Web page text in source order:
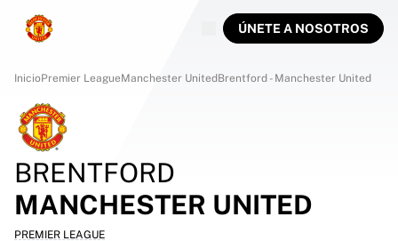
ÚNETE A NOSOTROS
InicioPremier LeagueManchester UnitedBrentford - Manchester United
BRENTFORD
MANCHESTER UNITED
PREMIER LEAGUE